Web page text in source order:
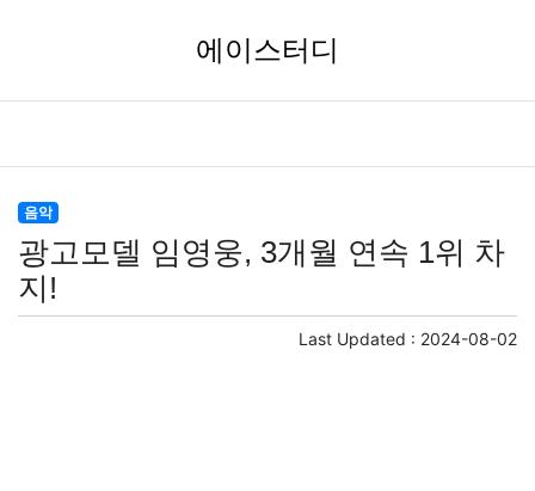
에이스터디
음악
광고모델 임영웅, 3개월 연속 1위 차
지!
Last Updated : 2024-08-02